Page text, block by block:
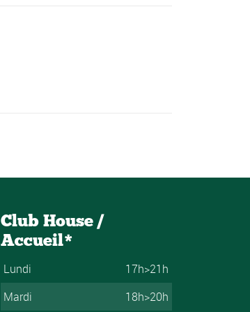
Club House /
Accueil*
Lundi
17h>21h
Mardi
18h>20h